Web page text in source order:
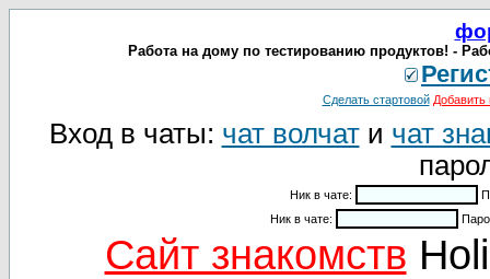
Работа на дому по тестированию продуктов! -
Сделать стартовой Добавить
Вход в чаты: чат волчати чат
Ник в чате:
Ник в чате:
Cайт знакомств